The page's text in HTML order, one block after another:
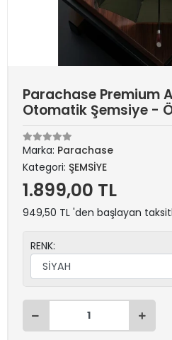
Parachase Premium
Otomatik Şemsiye -
Marka: Parachase
Kategori: ŞEMSİYE
1.899,00 TL
949,50 TL 'den başlayan
RENK: